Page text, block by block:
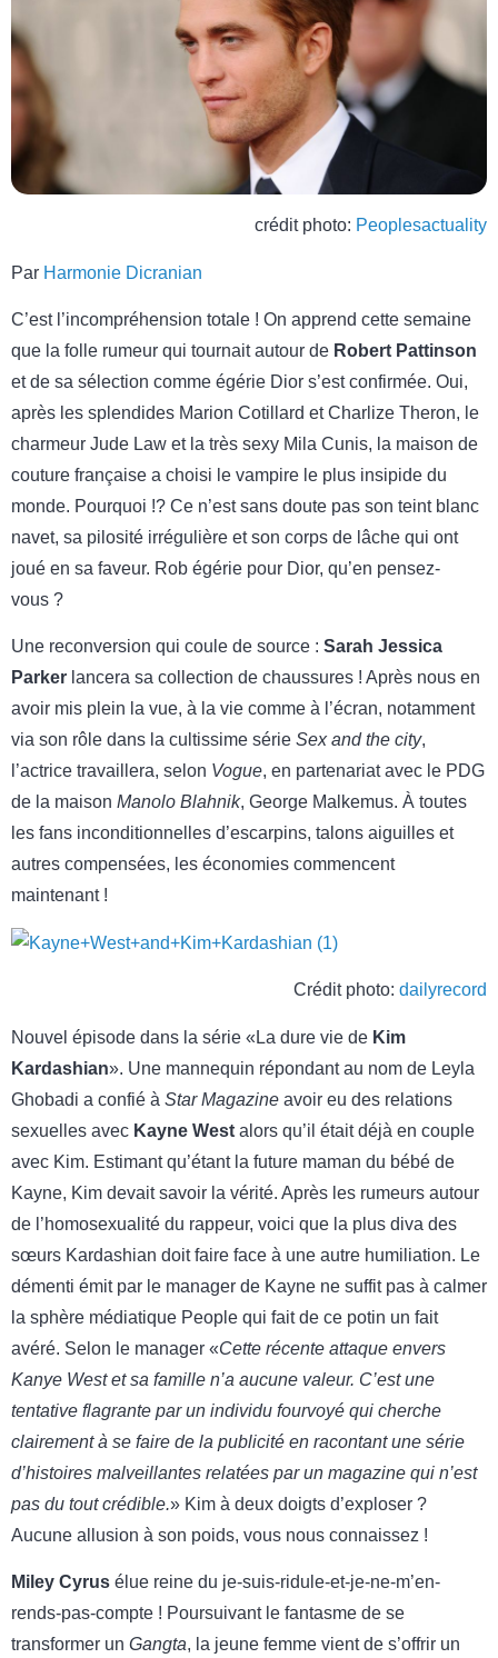
crédit photo: Peoplesactuality
Par Harmonie Dicranian
C’est l’incompréhension totale ! On apprend cette semaine
que la folle rumeur qui tournait autour de Robert Pattinson
et de sa sélection comme égérie Dior s’est confirmée. Oui,
après les splendides Marion Cotillard et Charlize Theron, le
charmeur Jude Law et la très sexy Mila Cunis, la maison de
couture française a choisi le vampire le plus insipide du
monde. Pourquoi !? Ce n’est sans doute pas son teint blanc
navet, sa pilosité irrégulière et son corps de lâche qui ont
joué en sa faveur. Rob égérie pour Dior, qu’en pensez-
vous ?
Une reconversion qui coule de source : Sarah Jessica
Parker lancera sa collection de chaussures ! Après nous en
avoir mis plein la vue, à la vie comme à l’écran, notamment
via son rôle dans la cultissime série Sex and the city,
l’actrice travaillera, selon Vogue, en partenariat avec le PDG
de la maison Manolo Blahnik, George Malkemus. À toutes
les fans inconditionnelles d’escarpins, talons aiguilles et
autres compensées, les économies commencent
maintenant !
Crédit photo: dailyrecord
Nouvel épisode dans la série «La dure vie de Kim
Kardashian». Une mannequin répondant au nom de Leyla
Ghobadi a confié à Star Magazine avoir eu des relations
sexuelles avec Kayne West alors qu’il était déjà en couple
avec Kim. Estimant qu’étant la future maman du bébé de
Kayne, Kim devait savoir la vérité. Après les rumeurs autour
de l’homosexualité du rappeur, voici que la plus diva des
sœurs Kardashian doit faire face à une autre humiliation. Le
démenti émit par le manager de Kayne ne suffit pas à calmer
la sphère médiatique People qui fait de ce potin un fait
avéré. Selon le manager «Cette récente attaque envers
Kanye West et sa famille n’a aucune valeur. C’est une
tentative flagrante par un individu fourvoyé qui cherche
clairement à se faire de la publicité en racontant une série
d’histoires malveillantes relatées par un magazine qui n’est
pas du tout crédible.» Kim à deux doigts d’exploser ?
Aucune allusion à son poids, vous nous connaissez !
Miley Cyrus élue reine du je-suis-ridule-et-je-ne-m’en-
rends-pas-compte ! Poursuivant le fantasme de se
transformer un Gangta, la jeune femme vient de s’offrir un